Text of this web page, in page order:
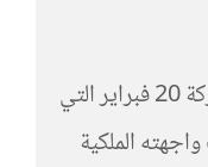
نفس الشيء نراه بالمغرب مع حركة 20 فبراير التي
الملكية